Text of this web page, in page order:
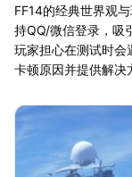
FF14的经典世界观
持QQ/微信登录，吸
玩家担心在测试时会
卡顿原因并提供解决